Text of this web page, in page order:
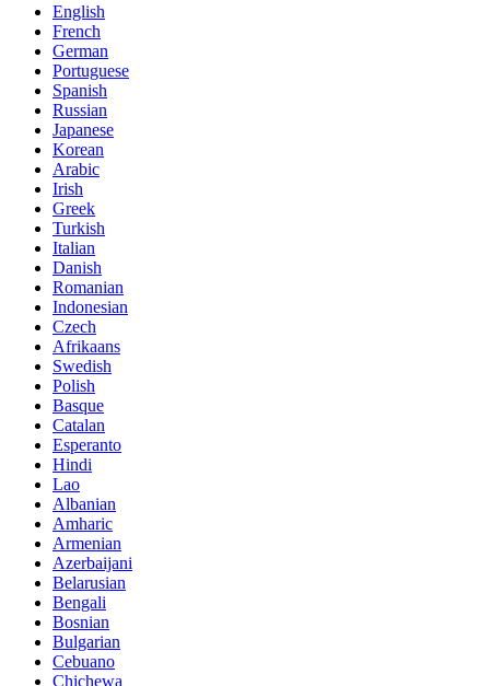
English
French
German
Portuguese
Spanish
Russian
Japanese
Korean
Arabic
Irish
Greek
Turkish
Italian
Danish
Romanian
Indonesian
Czech
Afrikaans
Swedish
Polish
Basque
Catalan
Esperanto
Hindi
Lao
Albanian
Amharic
Armenian
Azerbaijani
Belarusian
Bengali
Bosnian
Bulgarian
Cebuano
Chichewa